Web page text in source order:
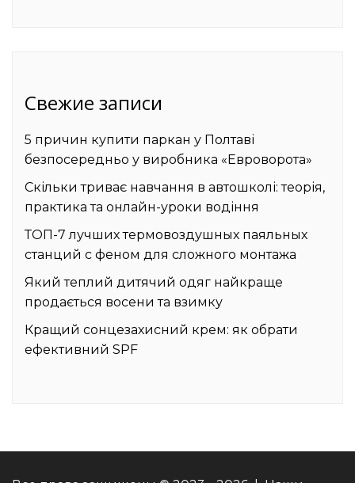
Свежие записи
5 причин купити паркан у Полтаві
безпосередньо у виробника «Евроворота»
Скільки триває навчання в автошколі: теорія,
практика та онлайн-уроки водіння
ТОП-7 лучших термовоздушных паяльных
станций с феном для сложного монтажа
Який теплий дитячий одяг найкраще
продається восени та взимку
Кращий сонцезахисний крем: як обрати
ефективний SPF